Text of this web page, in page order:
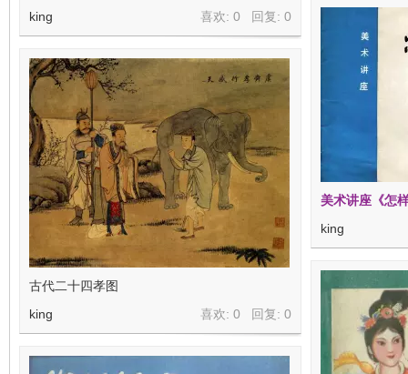
喜欢: 0 回复: 0
king
美术讲座《怎
king
古代二十四孝图
喜欢: 0 回复: 0
king